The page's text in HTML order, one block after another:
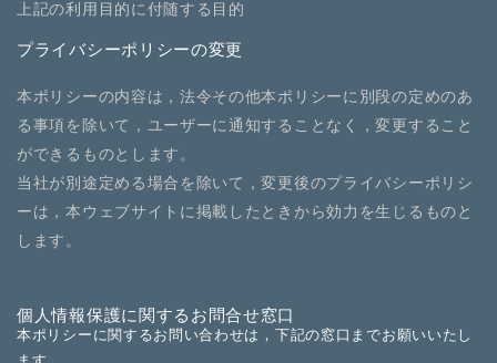
上記の利用目的に付随する目的
プライバシーポリシーの変更
本ポリシーの内容は，法令その他本ポリシーに別段の定めのあ
る事項を除いて，ユーザーに通知することなく，変更すること
ができるものとします。
当社が別途定める場合を除いて，変更後のプライバシーポリシ
ーは，本ウェブサイトに掲載したときから効力を生じるものと
します。
個人情報保護に関するお問合せ窓口
本ポリシーに関するお問い合わせは，下記の窓口までお願いいたし